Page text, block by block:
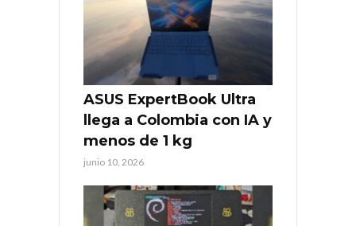
ASUS ExpertBook Ultra
llega a Colombia con IA y
menos de 1 kg
junio 10, 2026